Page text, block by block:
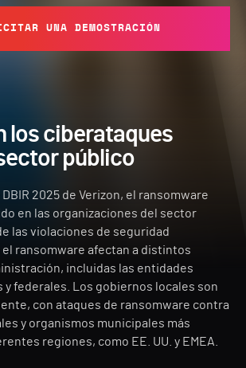
UNA DEMOSTRACIÓN
los ciberataques
público
2025 de Verizon, el ransomware
en las organizaciones del sector
las violaciones de seguridad
ransomware afectan a distintos
incluidas las entidades
y federales. Los gobiernos locales son
con ataques de ransomware contra
y organismos municipales más
regiones, como EE. UU. y EMEA.